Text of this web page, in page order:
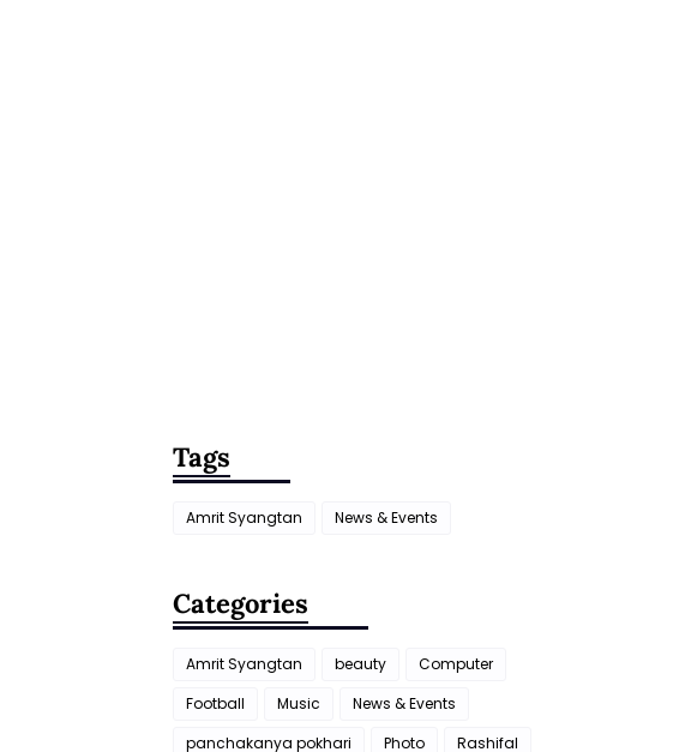
Tags
Amrit Syangtan News & Events
Categories
Amrit Syangtan beauty
Computer
Football
Music
News & Events
panchakanya pokhari
Photo
Rashifal